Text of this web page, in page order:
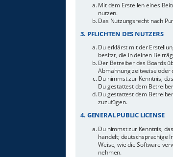
Mit dem Erstellen eines
nutzen.
Das Nutzungsrecht nach
3. PFLICHTEN DES NUTZERS
Du erklärst mit der
besitzt, die in deinen
Der Betreiber des Boards
Abmahnung zeitweise oder
Du nimmst zur Kenntnis,
Du gestattest dem
Du gestattest dem
zuzufügen.
4. GENERAL PUBLIC LICENSE
Du nimmst zur Kenntnis,
handelt; deutschsprachige
Weise, wie die Software
nehmen.